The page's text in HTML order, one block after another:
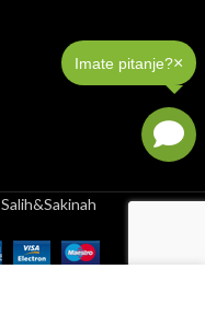
Imate pitanje?×